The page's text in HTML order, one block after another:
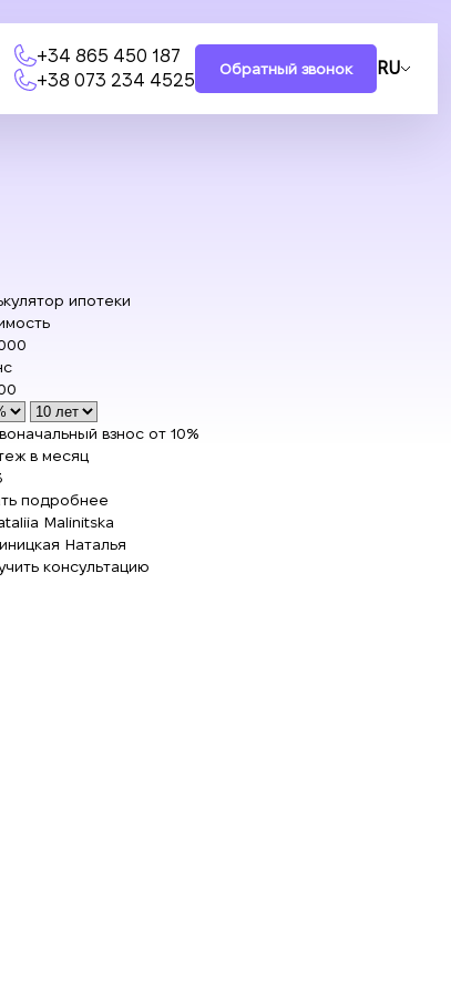
+34 865 450 187
+38 073 234 4525
Обратный звонок RU
ипотеки
взнос от 10%
в месяц
подробнее
Наталья
консультацию